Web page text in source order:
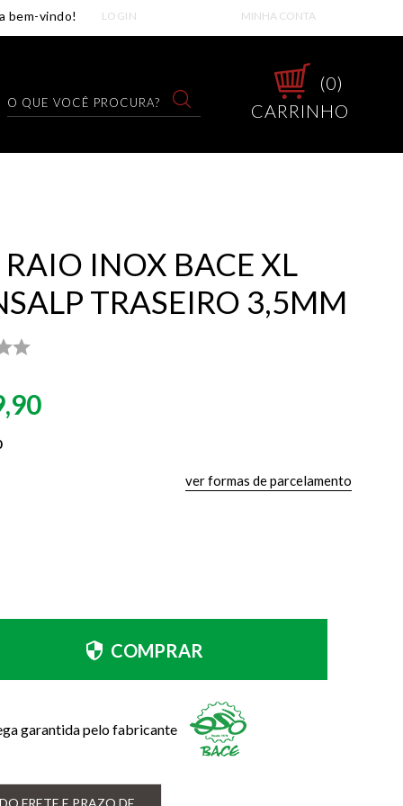
LOGIN MINHA CONTA
CARRINHO
0
INOX BACE XL
TRASEIRO 3,5MM
ver formas de parcelamento
COMPRAR
garantida pelo fabricante